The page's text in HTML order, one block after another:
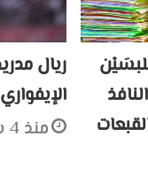
ريال
منذ 4 ساعات